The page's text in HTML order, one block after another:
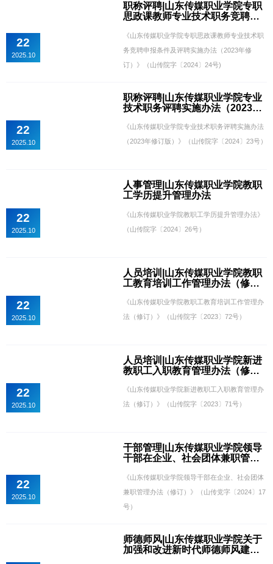
22
2025.10
职称评聘|山东传媒职业学院专职
思政课教师专业技术职务竞聘申
修订）
《山东传媒职业学院专职思政课教师专业技术职
务竞聘申报条件及评聘实施办法（2023年修
订）》（山传院字〔2024〕24号)
22
2025.10
职称评聘|山东传媒职业学院专业
技术职务评聘实施办法（2023年
《山东传媒职业学院专业技术职务评聘实施办法
（2023年修订版）》（山传院字〔2024〕23号）
22
2025.10
人事管理|山东传媒职业学院教职
工学历提升管理办法
《山东传媒职业学院教职工学历提升管理办法》
（山传院字〔2024〕26号）
22
2025.10
人员培训|山东传媒职业学院教职
工教育培训工作管理办法（修
《山东传媒职业学院教职工教育培训工作管理办
法（修订）》（山传院字〔2023〕72号）
22
2025.10
人员培训|山东传媒职业学院新进
教职工入职教育管理办法（修
《山东传媒职业学院新进教职工入职教育管理办
法（修订）》（山传院字〔2023〕71号）
22
2025.10
干部管理|山东传媒职业学院领导
干部在企业、社会团体兼职管理
《山东传媒职业学院领导干部在企业、社会团体
兼职管理办法（修订）》（山传党字〔2024〕17
号）
师德师风|山东传媒职业学院关于
加强和改进新时代师德师风建设